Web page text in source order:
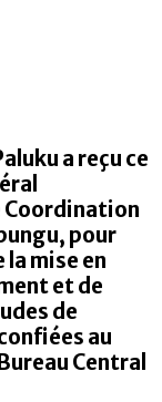
a reçu ce
Coordination
pour
la mise en
et de
de
au
Central